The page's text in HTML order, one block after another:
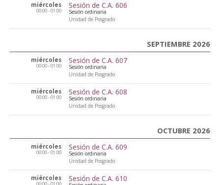
miércoles
00:00 - 01:00
Sesión de C.A. 606
Sesión ordinaria
Unidad de Posgrado
SEPTIEMBRE 2026
miércoles
00:00 - 01:00
Sesión de C.A. 607
Sesión ordinaria
Unidad de Posgrado
miércoles
00:00 - 01:00
Sesión de C.A. 608
Sesión ordinaria
Unidad de Posgrado
OCTUBRE 2026
miércoles
00:00 - 01:00
Sesión de C.A. 609
Sesión ordinaria
Unidad de Posgrado
miércoles Sesión de C.A. 610